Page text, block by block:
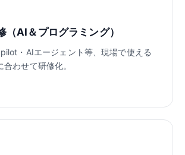
（AI＆プログラミング）
・AIエージェント等、現場で使える
わせて研修化。